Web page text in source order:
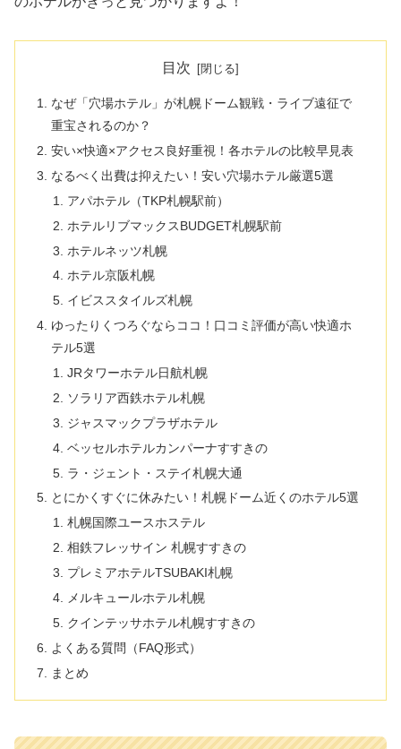
目次
なぜ「穴場ホテル」が札幌ドーム観戦・ライブ遠征で
重宝されるのか？
安い×快適×アクセス良好重視！各ホテルの比較早見表
なるべく出費は抑えたい！安い穴場ホテル厳選5選
アパホテル（TKP札幌駅前）
ホテルリブマックスBUDGET札幌駅前
ホテルネッツ札幌
ホテル京阪札幌
イビススタイルズ札幌
ゆったりくつろぐならココ！口コミ評価が高い快適ホ
テル5選
JRタワーホテル日航札幌
ソラリア西鉄ホテル札幌
ジャスマックプラザホテル
ベッセルホテルカンパーナすすきの
ラ・ジェント・ステイ札幌大通
とにかくすぐに休みたい！札幌ドーム近くのホテル5選
札幌国際ユースホステル
相鉄フレッサイン 札幌すすきの
プレミアホテルTSUBAKI札幌
メルキュールホテル札幌
クインテッサホテル札幌すすきの
よくある質問（FAQ形式）
まとめ